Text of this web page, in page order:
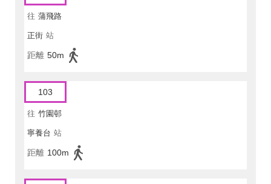
往 蒲飛路
正街 站
距離 50m
103
往 竹園邨
寧養台 站
距離 100m